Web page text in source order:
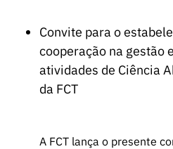
Convite para o
cooperação na gestão
atividades de Ciência
da FCT
A FCT lança o presente